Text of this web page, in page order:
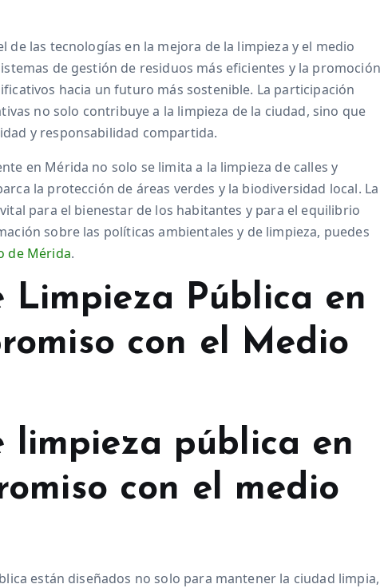
las tecnologías en la mejora de la limpieza y el medio
de gestión de residuos más eficientes y la promoción
hacia un futuro más sostenible. La participación
no solo contribuye a la limpieza de la ciudad, sino que
y responsabilidad compartida.
en Mérida no solo se limita a la limpieza de calles y
la protección de áreas verdes y la biodiversidad local. La
para el bienestar de los habitantes y para el equilibrio
sobre las políticas ambientales y de limpieza, puedes
de Mérida.
Limpieza Pública en
con el Medio
limpieza pública en
con el medio
están diseñados no solo para mantener la ciudad limpia,